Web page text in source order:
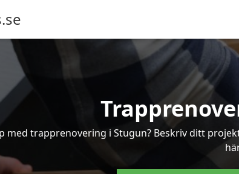
med trapprenovering i Stugun? Beskriv ditt